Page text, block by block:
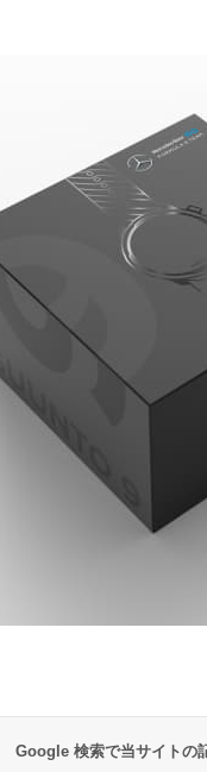
Google 検索で当サイトの